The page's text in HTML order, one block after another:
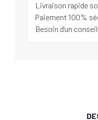
Livraison rapide
Paiement 100%
Besoin d'un